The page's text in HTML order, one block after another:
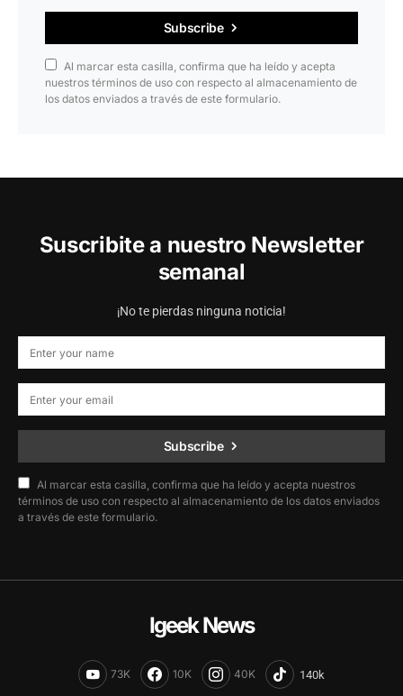
Subscribe
Al marcar esta casilla, confirma que ha leído y acepta
nuestros términos de uso con respecto al almacenamiento de
los datos enviados a través de este formulario.
Suscribite a nuestro Newsletter
semanal
¡No te pierdas ninguna noticia!
Subscribe
Al marcar esta casilla, confirma que ha leído y acepta nuestros
términos de uso con respecto al almacenamiento de los datos enviados
a través de este formulario.
Igeek News
73K 10K 40K